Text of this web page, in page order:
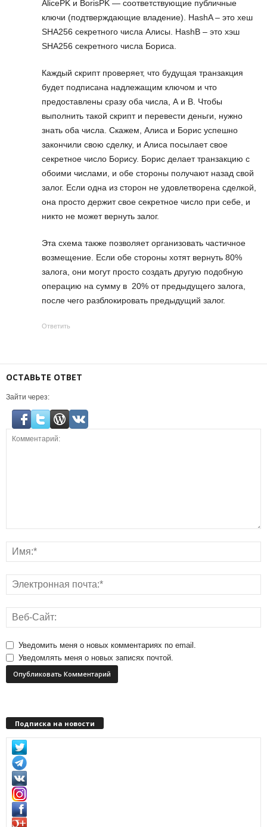
AlicePK и BorisPK — соответствующие публичные
ключи (подтверждающие владение). HashA – это хеш
SHA256 секретного числа Алисы. HashB – это хэш
SHA256 секретного числа Бориса.
Каждый скрипт проверяет, что будущая транзакция
будет подписана надлежащим ключом и что
предоставлены сразу оба числа, А и B. Чтобы
выполнить такой скрипт и перевести деньги, нужно
знать оба числа. Скажем, Алиса и Борис успешно
закончили свою сделку, и Алиса посылает свое
секретное число Борису. Борис делает транзакцию с
обоими числами, и обе стороны получают назад свой
залог. Если одна из сторон не удовлетворена сделкой,
она просто держит свое секретное число при себе, и
никто не может вернуть залог.
Эта схема также позволяет организовать частичное
возмещение. Если обе стороны хотят вернуть 80%
залога, они могут просто создать другую подобную
операцию на сумму в 20% от предыдущего залога,
после чего разблокировать предыдущий залог.
Ответить
ОСТАВЬТЕ ОТВЕТ
Зайти через:
Уведомить меня о новых комментариях по email.
Уведомлять меня о новых записях почтой.
Подписка на новости